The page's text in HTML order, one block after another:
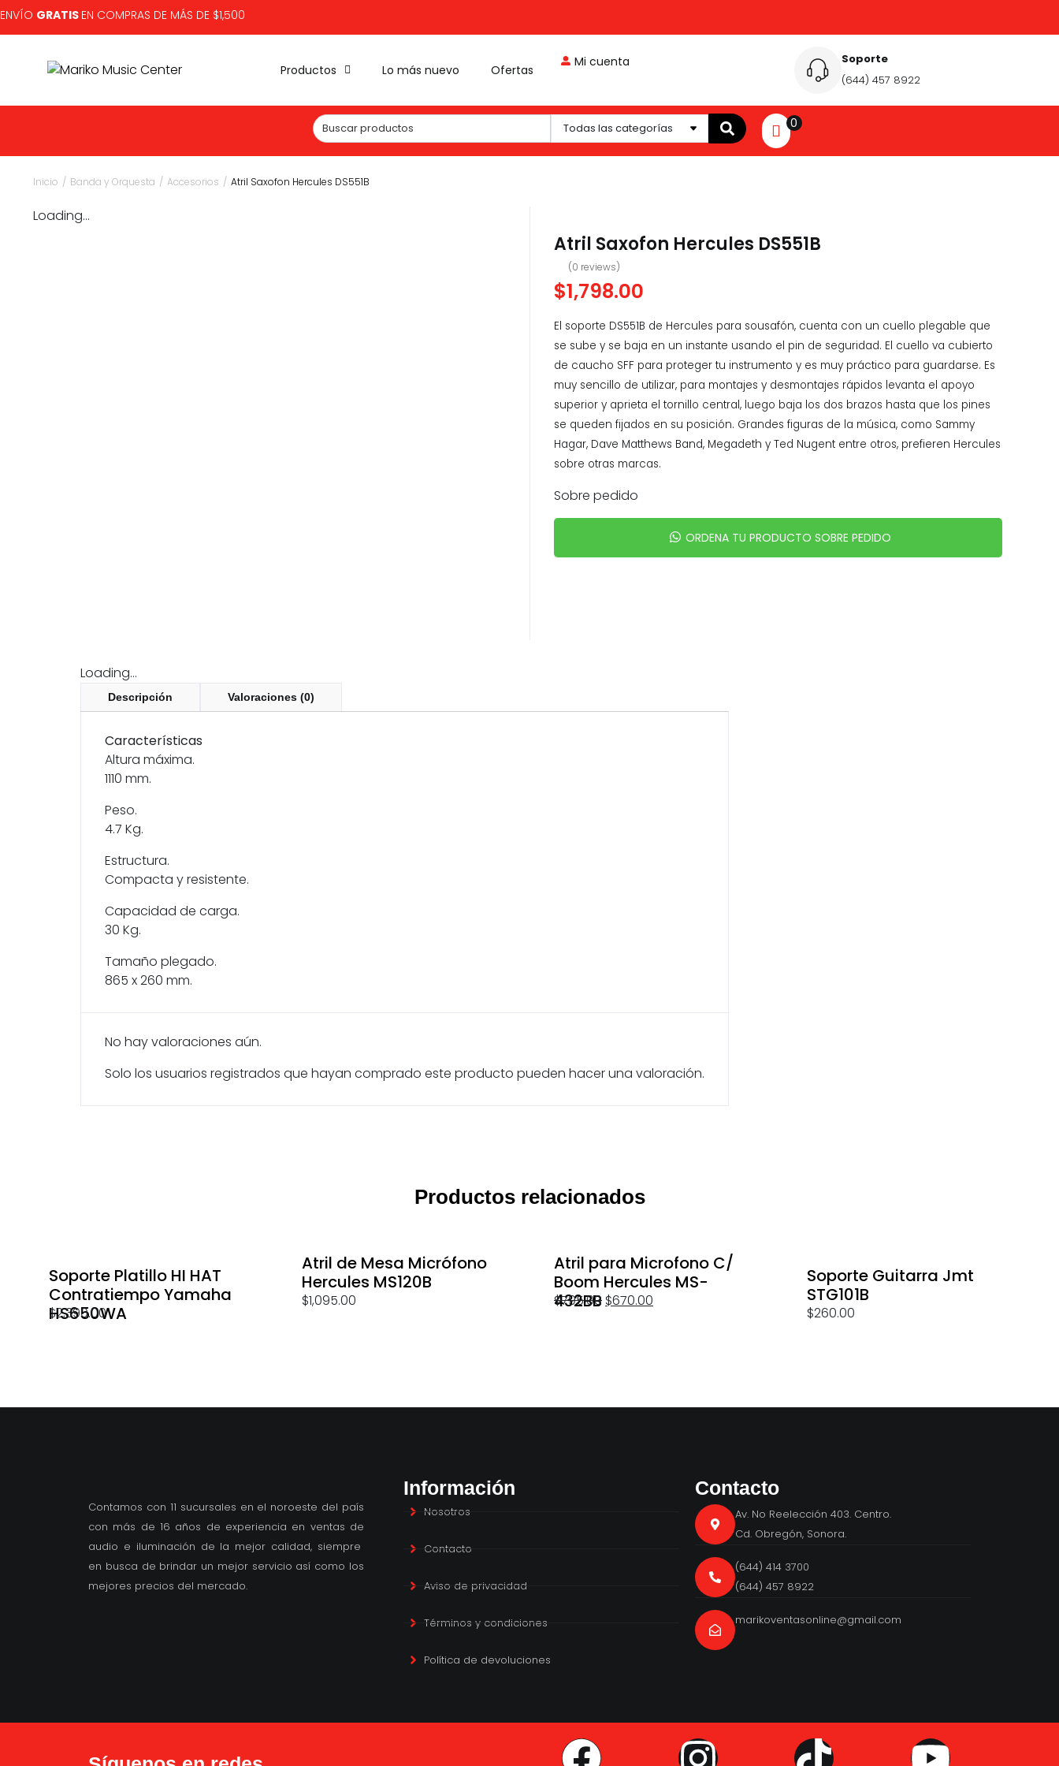
ENVÍO GRATIS EN COMPRAS DE MÁS DE $1,500
Productos Lo más nuevo Ofertas
Mi cuenta
Soporte
(644) 457 8922
0
Inicio / Banda y Orquesta / Accesorios / Atril Saxofon Hercules DS551B
Loading...
Atril Saxofon Hercules DS551B
(0 reviews)
$1,798.00
El soporte DS551B de Hercules para sousafón, cuenta con un cuello plegable que
se sube y se baja en un instante usando el pin de seguridad. El cuello va cubierto
de caucho SFF para proteger tu instrumento y es muy práctico para guardarse. Es
muy sencillo de utilizar, para montajes y desmontajes rápidos levanta el apoyo
superior y aprieta el tornillo central, luego baja los dos brazos hasta que los pines
se queden fijados en su posición. Grandes figuras de la música, como Sammy
Hagar, Dave Matthews Band, Megadeth y Ted Nugent entre otros, prefieren Hercules
sobre otras marcas.
Sobre pedido
ORDENA TU PRODUCTO SOBRE PEDIDO
Loading...
Descripción Valoraciones (0)
Características
Altura máxima.
1110 mm.
Peso.
4.7 Kg.
Estructura.
Compacta y resistente.
Capacidad de carga.
30 Kg.
Tamaño plegado.
865 x 260 mm.
No hay valoraciones aún.
Solo los usuarios registrados que hayan comprado este producto pueden hacer una valoración.
Productos relacionados
Soporte Platillo HI HAT
Contratiempo Yamaha
HS650WA
$2,390.00
Atril de Mesa Micrófono
Hercules MS120B
$1,095.00
Atril para Microfono C/
Boom Hercules MS-
432BB
$795.00 $670.00
Soporte Guitarra Jmt
STG101B
$260.00
Contamos con 11 sucursales en el noroeste del país
con más de 16 años de experiencia en ventas de
audio e iluminación de la mejor calidad, siempre
en busca de brindar un mejor servicio así como los
mejores precios del mercado.
Información
Nosotros
Contacto
Aviso de privacidad
Términos y condiciones
Política de devoluciones
Contacto
Av. No Reelección 403. Centro.
Cd. Obregón, Sonora.
(644) 414 3700
(644) 457 8922
marikoventasonline@gmail.com